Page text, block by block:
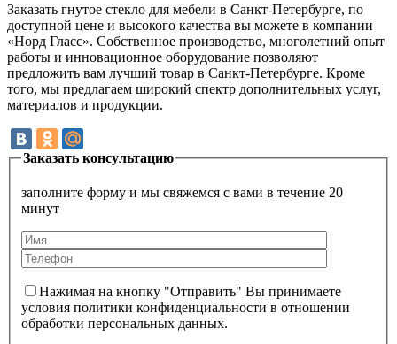
Заказать гнутое стекло для мебели в Санкт-Петербурге, по
доступной цене и высокого качества вы можете в компании
«Норд Гласс». Собственное производство, многолетний опыт
работы и инновационное оборудование позволяют
предложить вам лучший товар в Санкт-Петербурге. Кроме
того, мы предлагаем широкий спектр дополнительных услуг,
материалов и продукции.
Заказать консультацию
заполните форму и мы свяжемся с вами в течение 20
минут
Нажимая на кнопку "Отправить" Вы принимаете
условия политики конфиденциальности в отношении
обработки персональных данных.